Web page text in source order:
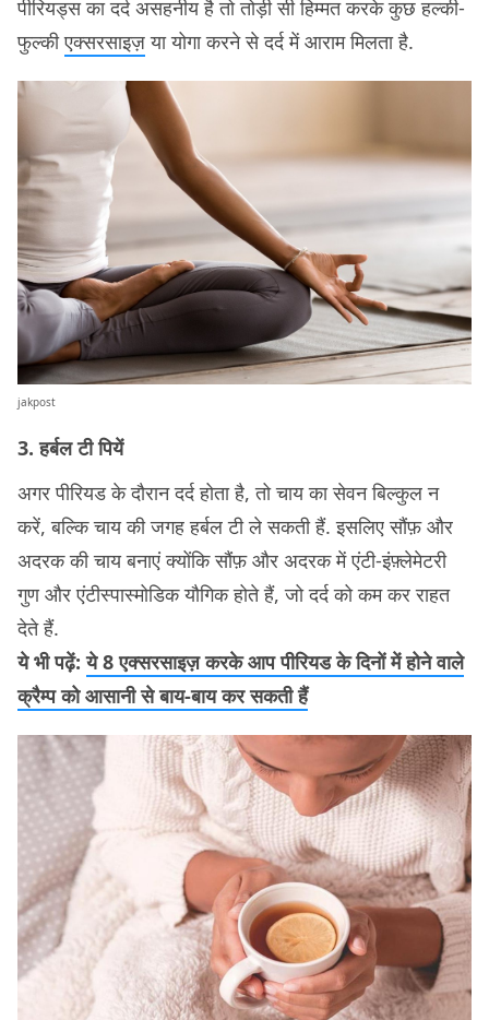
पीरियड्स का दर्द असहनीय है तो तोड़ी सी हिम्मत करके कुछ हल्की-
फुल्कीएक्सरसाइज़या योगा करने से दर्द में आराम मिलता है.
jakpost
3. हर्बल टी पियें
अगर पीरियड के दौरान दर्द होता है, तो चाय का सेवन बिल्कुल न
करें, बल्कि चाय की जगह हर्बल टी ले सकती हैं. इसलिए सौंफ़ और
अदरक की चाय बनाएं क्योंकि सौंफ़ और अदरक में एंटी-इंफ़्लेमेटरी
गुण और एंटीस्पास्मोडिक यौगिक होते हैं, जो दर्द को कम कर राहत
देते हैं.
ये भी पढ़ें:ये 8 एक्सरसाइज़ करके आप पीरियड के दिनों में होने वाले
क्रैम्प को आसानी से बाय-बाय कर सकती हैं